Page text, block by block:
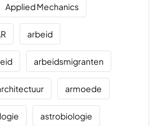
Applied Mechanics
arbeid
arbeidsmigranten
armoede
astrobiologie